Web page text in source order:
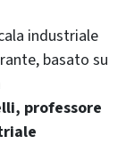
industriale
basato su
professore